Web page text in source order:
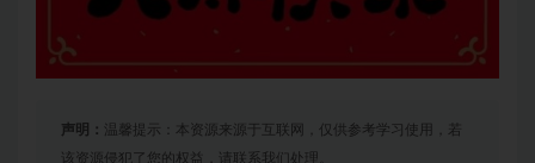
声明： 温馨提示：本资源来源于互联网，仅供参考学习使用，若
该资源侵犯了您的权益，请联系我们处理。